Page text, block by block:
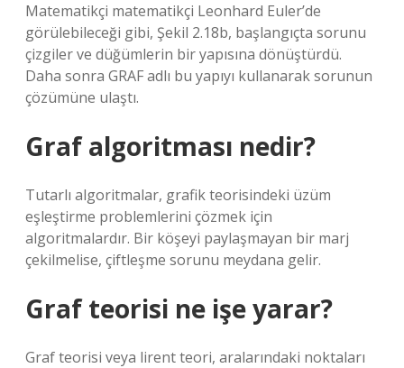
Matematikçi matematikçi Leonhard Euler’de
görülebileceği gibi, Şekil 2.18b, başlangıçta sorunu
çizgiler ve düğümlerin bir yapısına dönüştürdü.
Daha sonra GRAF adlı bu yapıyı kullanarak sorunun
çözümüne ulaştı.
Graf algoritması nedir?
Tutarlı algoritmalar, grafik teorisindeki üzüm
eşleştirme problemlerini çözmek için
algoritmalardır. Bir köşeyi paylaşmayan bir marj
çekilmelise, çiftleşme sorunu meydana gelir.
Graf teorisi ne işe yarar?
Graf teorisi veya lirent teori, aralarındaki noktaları